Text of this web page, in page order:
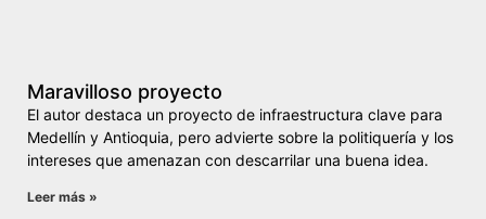
Maravilloso proyecto
El autor destaca un proyecto de infraestructura clave para
Medellín y Antioquia, pero advierte sobre la politiquería y los
intereses que amenazan con descarrilar una buena idea.
Leer más »